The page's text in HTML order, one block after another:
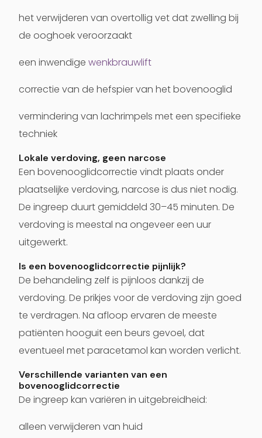
het verwijderen van overtollig vet dat zwelling bij
de ooghoek veroorzaakt
een inwendige wenkbrauwlift
correctie van de hefspier van het bovenooglid
vermindering van lachrimpels met een specifieke
techniek
Lokale verdoving, geen narcose
Een bovenooglidcorrectie vindt plaats onder
plaatselijke verdoving, narcose is dus niet nodig.
De ingreep duurt gemiddeld 30–45 minuten. De
verdoving is meestal na ongeveer een uur
uitgewerkt.
Is een bovenooglidcorrectie pijnlijk?
De behandeling zelf is pijnloos dankzij de
verdoving. De prikjes voor de verdoving zijn goed
te verdragen. Na afloop ervaren de meeste
patiënten hooguit een beurs gevoel, dat
eventueel met paracetamol kan worden verlicht.
Verschillende varianten van een
bovenooglidcorrectie
De ingreep kan variëren in uitgebreidheid:
alleen verwijderen van huid